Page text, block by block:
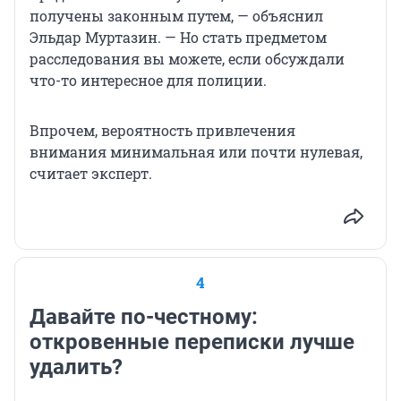
получены законным путем, — объяснил
Эльдар Муртазин. — Но стать предметом
расследования вы можете, если обсуждали
что-то интересное для полиции.
Впрочем, вероятность привлечения
внимания минимальная или почти нулевая,
считает эксперт.
4
Давайте по-честному:
откровенные переписки лучше
удалить?